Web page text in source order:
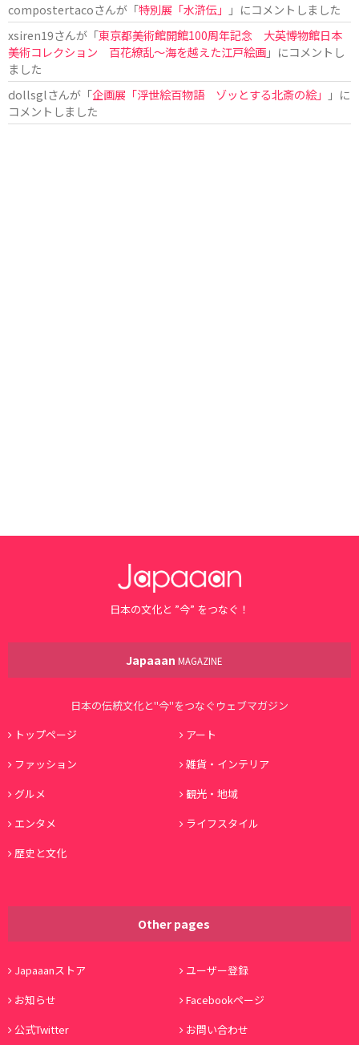
compostertacoさんが「特別展「水滸伝」
」にコメントしました
xsiren19さんが「東京都美術館開館100周年記念 大英博物館日本
美術コレクション 百花繚乱～海を越えた江戸絵画」にコメントし
ました
dollsglさんが「企画展「浮世絵百物語 ゾッとする北斎の絵」
」に
コメントしました
日本の文化と ”今” をつなぐ！
Japaaan MAGAZINE
日本の伝統文化と"今"をつなぐウェブマガジン
トップページ
アート
ファッション
雑貨・インテリア
グルメ
観光・地域
エンタメ
ライフスタイル
歴史と文化
Other pages
Japaaanストア
ユーザー登録
お知らせ
Facebookページ
公式Twitter
お問い合わせ